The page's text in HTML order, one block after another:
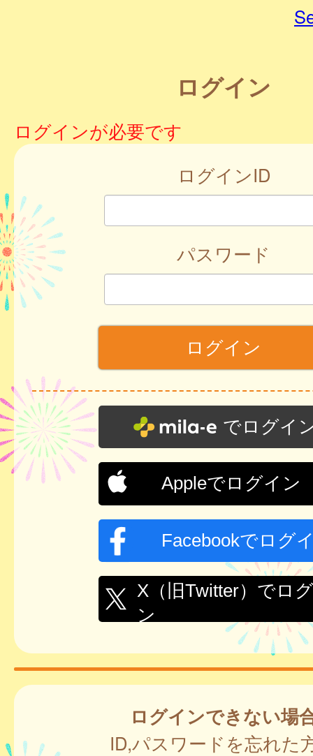
ログイン
ログインが必要です
ログインID
パスワード
でログイ
Appleでログイン
Facebookでログ
X（旧Twitter）でロ
ン
ログインできない場
ID,パスワードを忘れた